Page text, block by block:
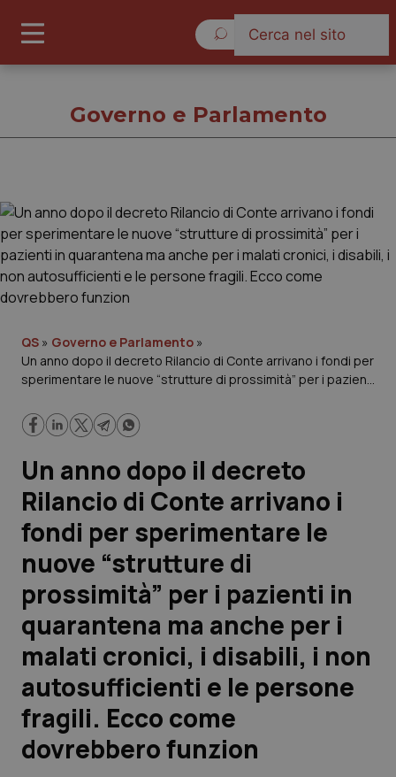
Cronache
Governo e Parlamento
Regioni e Asl
Lavoro e Professioni
Scienza e Farmaci
Studi e Analisi
Lettere al direttore
Edizioni Regionali
QS Pro
Professionisti Sanitari.AI
Abruzzo
Basilicata
QS Pro Gold
Artrite & artrosi
QS Club Newsletter
Governo e Parlamento
QS » Governo e Parlamento »
Un anno dopo il decreto Rilancio di Conte arrivano i fondi per
sperimentare le nuove “strutture di prossimità” per i pazienti
autosufficienti e le persone fragili. Ecco come dovrebbero
funzion
Un anno dopo il decreto
Rilancio di Conte arrivano i
fondi per sperimentare le
nuove “strutture di
prossimità” per i pazienti in
quarantena ma anche per i
malati cronici, i disabili, i non
autosufficienti e le persone
fragili. Ecco come
dovrebbero funzion